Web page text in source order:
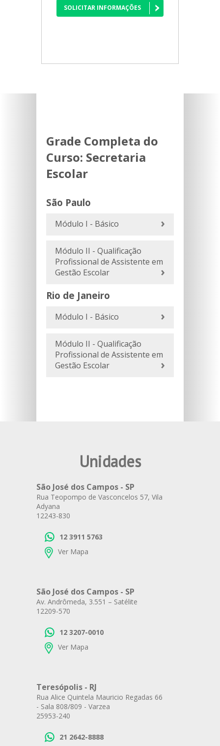
SOLICITAR INFORMAÇÕES
Grade Completa do
Curso: Secretaria
Escolar
São Paulo
Módulo I - Básico
Módulo II - Qualificação
Profissional de Assistente em
Gestão Escolar
Rio de Janeiro
Módulo I - Básico
Módulo II - Qualificação
Profissional de Assistente em
Gestão Escolar
Unidades
São José dos Campos - SP
Rua Teopompo de Vasconcelos 57, Vila
Adyana
12243-830
12 3911 5763
Ver Mapa
São José dos Campos - SP
Av. Andrômeda, 3.551 – Satélite
12209-570
12 3207-0010
Ver Mapa
Teresópolis - RJ
Rua Alice Quintela Mauricio Regadas 66
- Sala 808/809 - Varzea
25953-240
21 2642-8888